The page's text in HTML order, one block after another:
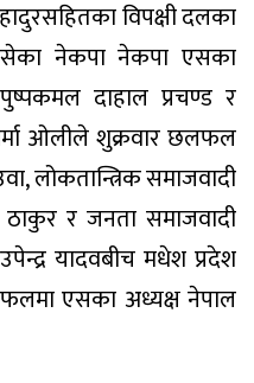
विपक्षी दलका
नेकपा नेकपा एसका
दाहाल प्रचण्ड र
ओलीले शुक्रवार छलफल
लोकतान्त्रिक समाजवादी
ठाकुर र जनता समाजवादी
यादवबीच मधेश प्रदेश
एसका अध्यक्ष नेपाल